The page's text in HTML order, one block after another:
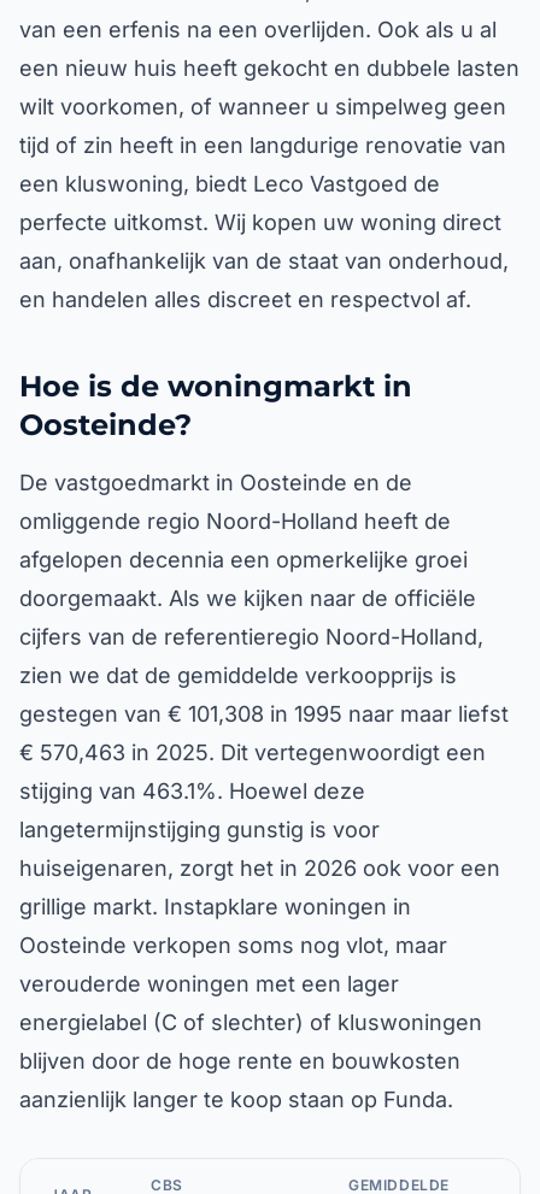
van een erfenis na een overlijden. Ook als u al
een nieuw huis heeft gekocht en dubbele lasten
wilt voorkomen, of wanneer u simpelweg geen
tijd of zin heeft in een langdurige renovatie van
een kluswoning, biedt Leco Vastgoed de
perfecte uitkomst. Wij kopen uw woning direct
aan, onafhankelijk van de staat van onderhoud,
en handelen alles discreet en respectvol af.
Hoe is de woningmarkt in
Oosteinde?
De vastgoedmarkt in Oosteinde en de
omliggende regio Noord-Holland heeft de
afgelopen decennia een opmerkelijke groei
doorgemaakt. Als we kijken naar de officiële
cijfers van de referentieregio Noord-Holland,
zien we dat de gemiddelde verkoopprijs is
gestegen van € 101,308 in 1995 naar maar liefst
€ 570,463 in 2025. Dit vertegenwoordigt een
stijging van 463.1%. Hoewel deze
langetermijnstijging gunstig is voor
huiseigenaren, zorgt het in 2026 ook voor een
grillige markt. Instapklare woningen in
Oosteinde verkopen soms nog vlot, maar
verouderde woningen met een lager
energielabel (C of slechter) of kluswoningen
blijven door de hoge rente en bouwkosten
aanzienlijk langer te koop staan op Funda.
CBS GEMIDDELDE